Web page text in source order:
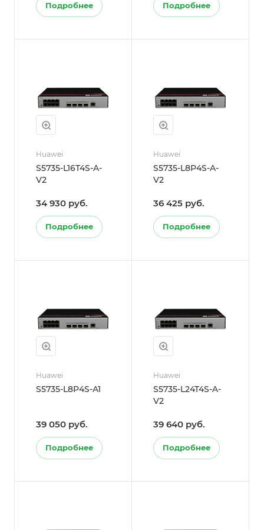
Подробнее Подробнее
Huawei
S5735-L16T4S-A-
V2
34 930 руб.
Подробнее
Huawei
S5735-L8P4S-A-
V2
36 425 руб.
Подробнее
Huawei
S5735-L8P4S-A1
39 050 руб.
Подробнее
Huawei
S5735-L24T4S-A-
V2
39 640 руб.
Подробнее